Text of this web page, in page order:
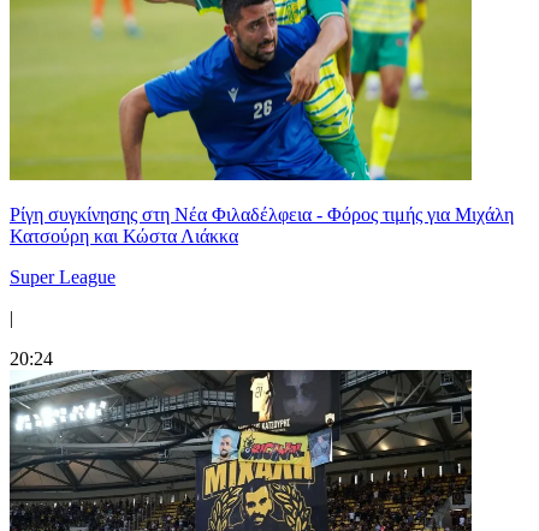
Ρίγη συγκίνησης στη Νέα Φιλαδέλφεια - Φόρος τιμής για Μιχάλη
Κατσούρη και Κώστα Λιάκκα
Super League
|
20:24